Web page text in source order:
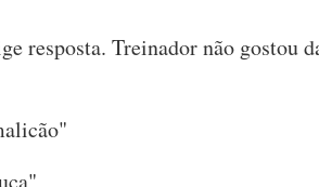
resposta. Treinador não gostou